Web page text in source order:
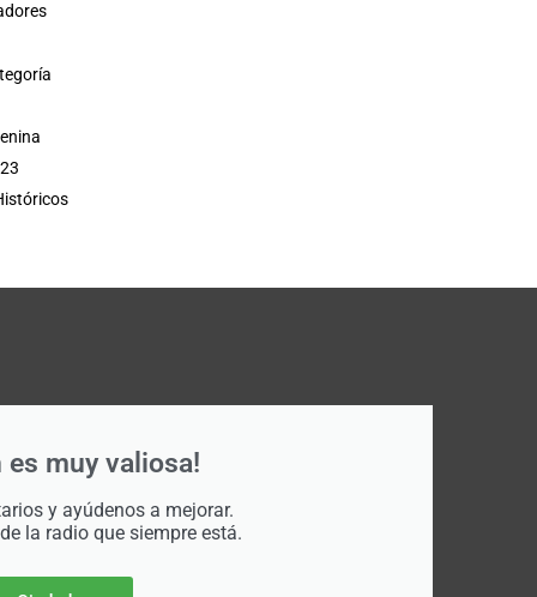
es muy valiosa!
y ayúdenos a mejorar.
la radio que siempre está.